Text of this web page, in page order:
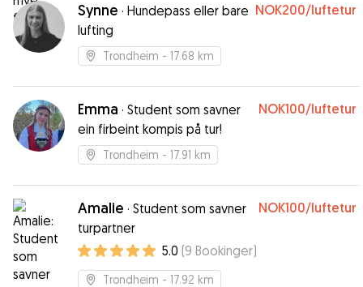
Synne · Hundepass eller bare
lufting
NOK200/luftetur
Trondheim - 17.68 km
Emma · Student som savner
ein firbeint kompis på tur!
NOK100/luftetur
Trondheim - 17.91 km
Amalie · Student som savner
turpartner
NOK100/luftetur
5.0 (9 Bookinger)
Trondheim - 17.92 km